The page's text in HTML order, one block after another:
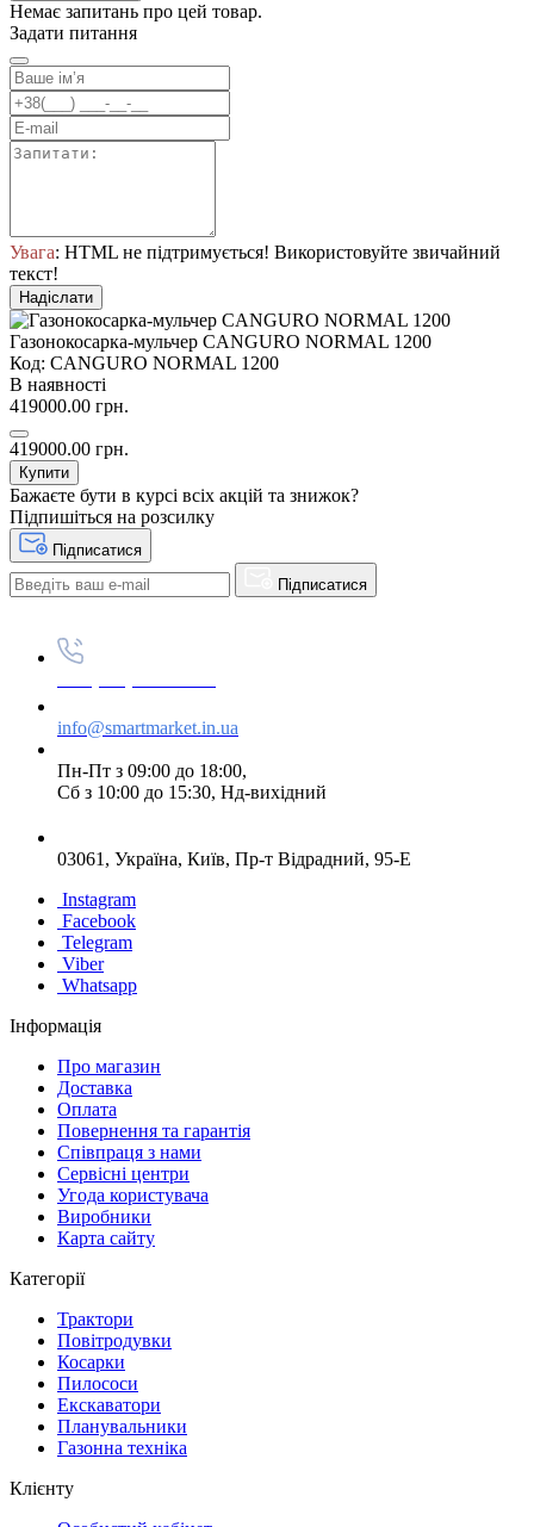
Немає запитань про цей товар.
Задати питання
Увага: HTML не підтримується! Використовуйте звичайний
текст!
Надіслати
Газонокосарка-мульчер CANGURO NORMAL 1200
Код: CANGURO NORMAL 1200
В наявності
419000.00 грн.
419000.00 грн.
Купити
Бажаєте бути в курсі всіх акцій та знижок?
Підпишіться на розсилку
Підписатися
Підписатися
info@smartmarket.in.ua
Пн-Пт з 09:00 до 18:00,
Сб з 10:00 до 15:30, Нд-вихідний
03061, Україна, Київ, Пр-т Відрадний, 95-Е
Instagram
Facebook
Telegram
Viber
Whatsapp
Інформація
Про магазин
Доставка
Оплата
Повернення та гарантія
Співпраця з нами
Сервісні центри
Угода користувача
Виробники
Карта сайту
Категорії
Трактори
Повітродувки
Косарки
Пилососи
Екскаватори
Планувальники
Газонна техніка
Клієнту